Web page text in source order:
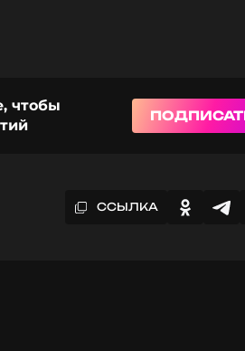
чтобы
ССЫЛКА